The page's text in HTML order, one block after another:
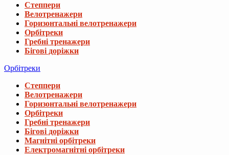
Степпери
Велотренажери
Горизонтальні велотренажери
Орбітреки
Гребні тренажери
Бігові доріжки
Орбітреки
Степпери
Велотренажери
Горизонтальні велотренажери
Орбітреки
Гребні тренажери
Бігові доріжки
Магнітні орбітреки
Електромагнітні орбітреки